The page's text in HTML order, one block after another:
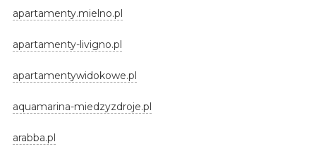
apartamenty.mielno.pl
apartamenty-livigno.pl
apartamentywidokowe.pl
aquamarina-miedzyzdroje.pl
arabba.pl